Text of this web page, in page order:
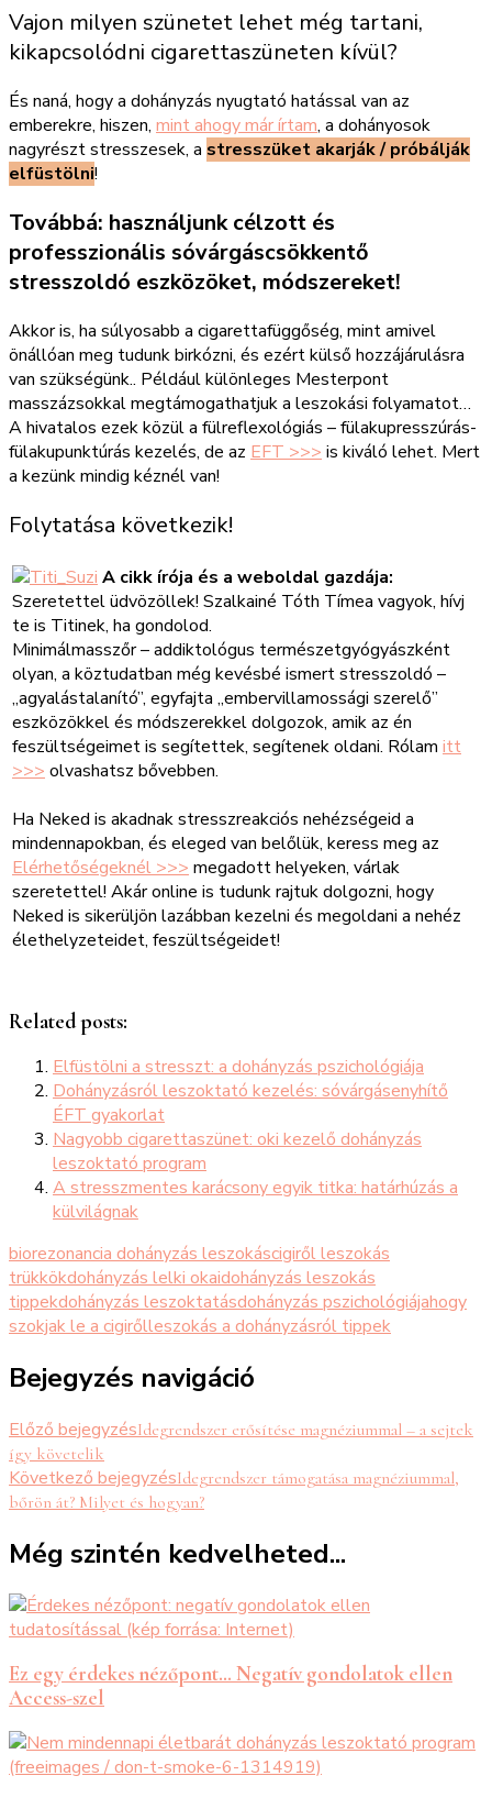
Vajon milyen szünetet lehet még tartani,
kikapcsolódni cigarettaszüneten kívül?
És naná, hogy a dohányzás nyugtató hatással van az
emberekre, hiszen, mint ahogy már írtam, a dohányosok
nagyrészt stresszesek, a stresszüket akarják / próbálják
elfüstölni!
Továbbá: használjunk célzott és
professzionális sóvárgáscsökkentő
stresszoldó eszközöket, módszereket!
Akkor is, ha súlyosabb a cigarettafüggőség, mint amivel
önállóan meg tudunk birkózni, és ezért külső hozzájárulásra
van szükségünk.. Például különleges Mesterpont
masszázsokkal megtámogathatjuk a leszokási folyamatot…
A hivatalos ezek közül a fülreflexológiás – fülakupresszúrás-
fülakupunktúrás kezelés, de az EFT >>> is kiváló lehet. Mert
a kezünk mindig kéznél van!
Folytatása következik!
A cikk írója és a weboldal gazdája:
Szeretettel üdvözöllek! Szalkainé Tóth Tímea vagyok, hívj
te is Titinek, ha gondolod.
Minimálmasszőr – addiktológus természetgyógyászként
olyan, a köztudatban még kevésbé ismert stresszoldó –
„agyalástalanító”, egyfajta „embervillamossági szerelő”
eszközökkel és módszerekkel dolgozok, amik az én
feszültségeimet is segítettek, segítenek oldani. Rólam itt
>>> olvashatsz bővebben.
Ha Neked is akadnak stresszreakciós nehézségeid a
mindennapokban, és eleged van belőlük, keress meg az
Elérhetőségeknél >>> megadott helyeken, várlak
szeretettel! Akár online is tudunk rajtuk dolgozni, hogy
Neked is sikerüljön lazábban kezelni és megoldani a nehéz
élethelyzeteidet, feszültségeidet!
Related posts:
Elfüstölni a stresszt: a dohányzás pszichológiája
Dohányzásról leszoktató kezelés: sóvárgásenyhítő
ÉFT gyakorlat
Nagyobb cigarettaszünet: oki kezelő dohányzás
leszoktató program
A stresszmentes karácsony egyik titka: határhúzás a
külvilágnak
biorezonancia dohányzás leszokáscigiről leszokás
trükkökdohányzás lelki okaidohányzás leszokás
tippekdohányzás leszoktatásdohányzás pszichológiájahogy
szokjak le a cigirőlleszokás a dohányzásról tippek
Bejegyzés navigáció
Előző bejegyzésIdegrendszer erősítése magnéziummal – a sejtek
így követelik
Következő bejegyzésIdegrendszer támogatása magnéziummal,
bőrön át? Milyet és hogyan?
Még szintén kedvelheted...
Ez egy érdekes nézőpont… Negatív gondolatok ellen
Access-szel